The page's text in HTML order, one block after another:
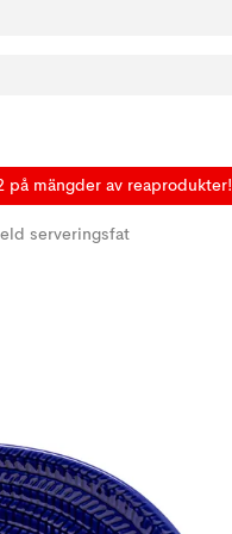
på mängder av reaprodukter!
eld serveringsfat